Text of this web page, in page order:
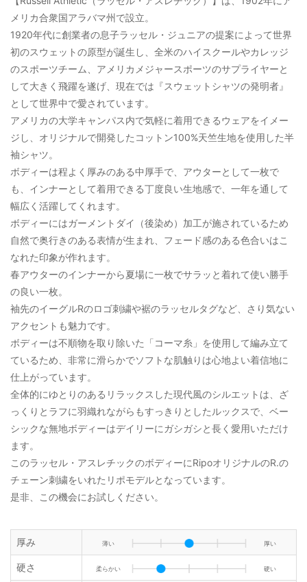
メリカ合衆国アラバマ州で設立。
1920年代に創業者の息子ラッセル・ジュニアの提案によって世界
初のスウェットの原型が誕生し、全米のハイスクールやカレッジ
のスポーツチーム、アメリカメジャースポーツのサプライヤーと
して大きく飛躍を遂げ、現在では『スウェットシャツの発明者』
として世界中で愛されています。
アメリカの大学キャンパス内で気軽に着用できるウェアをイメー
ジし、オリジナルで開発したコットン100%天竺生地を使用した半
袖シャツ。
ボディーは程よく厚みのある中厚手で、アウターとして一枚で
も、インナーとして着用できる丁度良い生地感で、一年を通して
幅広く活躍してくれます。
ボディーにはガーメントダイ（後染め）加工が施されているため
自然で奥行きのある表情が生まれ、フェード感のある色合いはこ
なれた印象が作れます。
春アウターのインナーから夏場に一枚でサラッと着れて使い勝手
の良い一枚。
袖先のイーグルRのロゴ刺繍や裾のラッセルタグなど、さり気ない
アクセントも魅力です。
ボディーは不順物を取り除いた「コーマ糸」を使用して編み立て
ているため、非常に滑らかでソフトな肌触りは心地よい着信地に
仕上がっています。
全体的にゆとりのあるリラックスした現代風のシルエットは、ざ
っくりとラフに羽織れながらもすっきりとしたルックスで、ベー
シックな無地ボディーはデイリーにガシガシと長く愛用いただけ
ます。
このラッセル・アスレチックのボディーにRipoオリジナルのR.の
チェーン刺繍をいれたリポモデルとなっています。
是非、この機会にお試しください。
厚み 薄い 厚い
硬さ 柔らかい 硬い